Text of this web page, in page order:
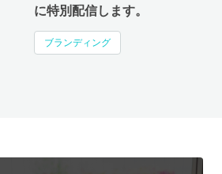
に特別配信します。
ブランディング